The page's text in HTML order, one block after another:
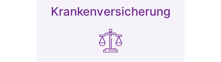
Krankenversicherung